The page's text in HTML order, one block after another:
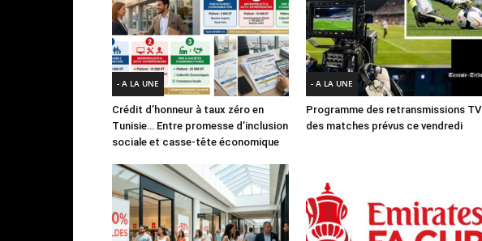
- A LA UNE
Crédit d’honneur à taux zéro en
Tunisie… Entre promesse d’inclusion
sociale et casse-tête économique
- A LA UNE
Programme des retransmissions TV
des matches prévus ce vendredi